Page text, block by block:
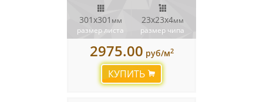
301х301 мм
размер листа
23х23х4мм
размер чипа
2975.00 руб/м2
КУПИТЬ